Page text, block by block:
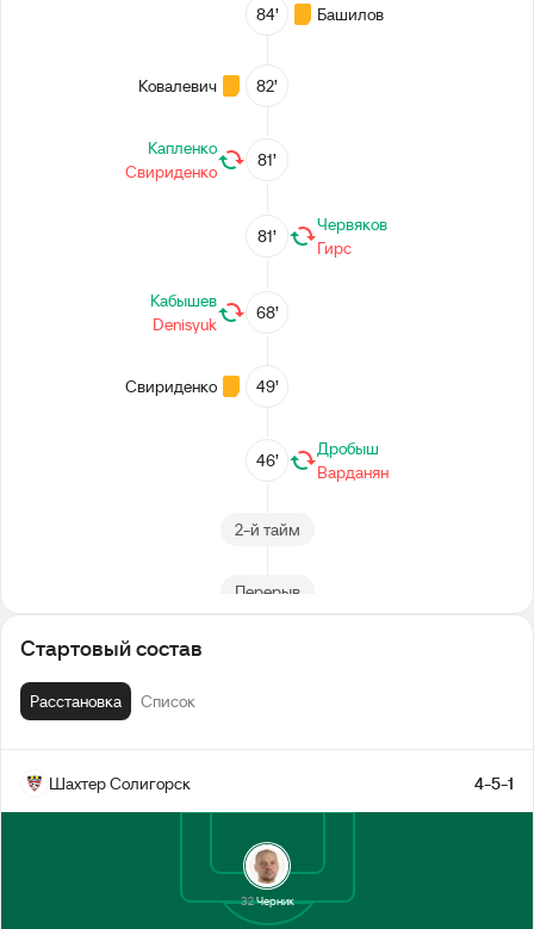
84’ Башилов
82’
Ковалевич
81’
Капленко
Свириденко
81’
Червяков
Гирс
68’
Кабышев
Denisyuk
49’
Свириденко
46’
Дробыш
Варданян
2-й тайм
Перерыв
Ковалевич
Стартовый состав
Расстановка Список
Шахтер Солигорск 4-5-1
32Черник